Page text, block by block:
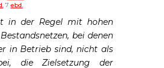
7 ebd.
in der Regel mit hohen
bei denen
in Betrieb sind, nicht als
die Zielsetzung der